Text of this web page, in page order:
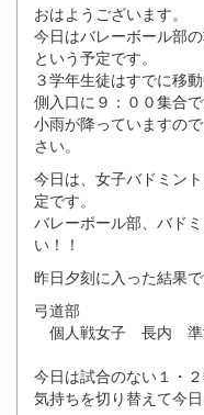
おはようございます。
今日はバレーボール部
という予定です。
３学年生徒はすでに移
側入口に９：００集合で
小雨が降っていますの
さい。
今日は、女子バドミン
定です。
バレーボール部、バド
い！！
昨日夕刻に入った結果で
弓道部
個人戦女子 長内 準
今日は試合のない１・
気持ちを切り替えて今